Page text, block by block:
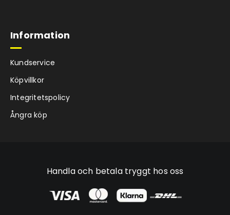
Information
Kundservice
Köpvillkor
Integritetspolicy
Ångra köp
Handla och betala tryggt hos oss